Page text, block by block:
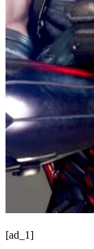
[ad_1]